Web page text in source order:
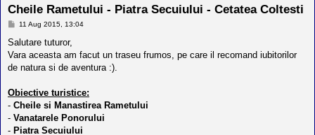
p
o
e
o
r
l
o
r
d
e
Cheile Rametului - Piatra Secuiului - Cetatea Coltesti
M
s
j
11 Aug 2015, 13:04
Salutare tuturor,
Vara aceasta am facut un traseu frumos, pe care il recomand iubitorilor
de natura si de aventura :).
Obiective turistice:
- Cheile si Manastirea Rametului
- Vanatarele Ponorului
- Piatra Secuiului